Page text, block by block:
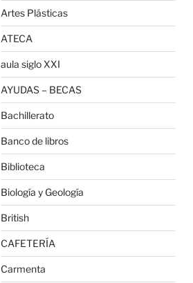
Artes Plásticas
ATECA
aula siglo XXI
AYUDAS – BECAS
Bachillerato
Banco de libros
Biblioteca
Biología y Geología
British
CAFETERÍA
Carmenta